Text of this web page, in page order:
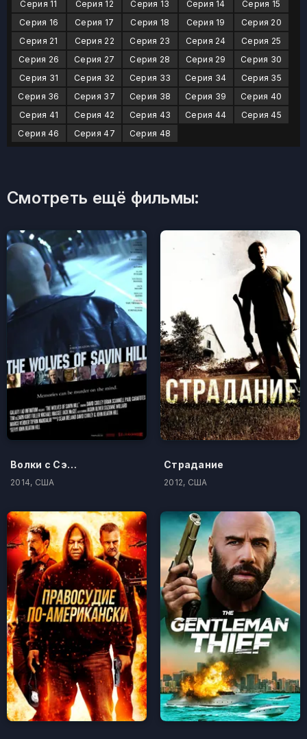
Серия 11 Серия 12 Серия 13 Серия 14
Серия 15
Серия 16
Серия 17 Серия 18 Серия 19
Серия 20
Серия 21
Серия 22 Серия 23 Серия 24
Серия 25
Серия 26
Серия 27 Серия 28 Серия 29
Серия 30
Серия 31
Серия 32 Серия 33 Серия 34
Серия 35
Серия 36
Серия 37 Серия 38 Серия 39
Серия 40
Серия 41
Серия 42 Серия 43 Серия 44
Серия 45
Серия 46
Серия 47 Серия 48
Смотреть ещё фильмы:
Волки с Сэйвин-Хилл
2014, США
Страдание
2012, США